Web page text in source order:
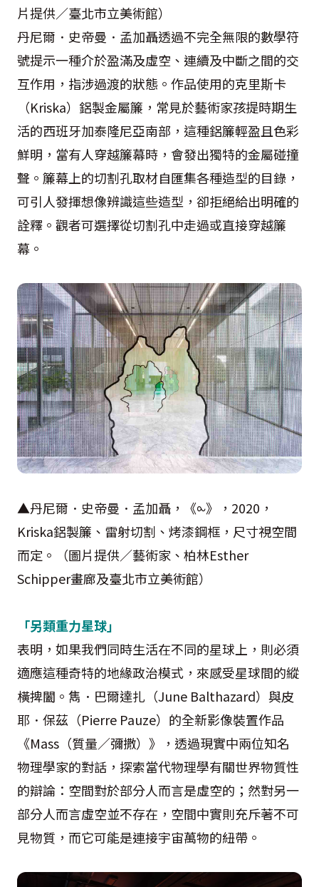
片提供／臺北市立美術館）
丹尼爾．史帝曼．孟加聶透過不完全無限的數學符
號提示一種介於盈滿及虛空、連續及中斷之間的交
互作用，指涉過渡的狀態。作品使用的克里斯卡
（Kriska）鋁製金屬簾，常見於藝術家孩提時期生
活的西班牙加泰隆尼亞南部，這種鋁簾輕盈且色彩
鮮明，當有人穿越簾幕時，會發出獨特的金屬碰撞
聲。簾幕上的切割孔取材自匯集各種造型的目錄，
可引人發揮想像辨識這些造型，卻拒絕給出明確的
詮釋。觀者可選擇從切割孔中走過或直接穿越簾
幕。
▲丹尼爾．史帝曼．孟加聶，《⧜》，2020，
Kriska鋁製簾、雷射切割、烤漆鋼框，尺寸視空間
而定。（圖片提供／藝術家、柏林Esther
Schipper畫廊及臺北市立美術館）
「另類重力星球」
表明，如果我們同時生活在不同的星球上，則必須
適應這種奇特的地緣政治模式，來感受星球間的縱
橫捭闔。雋．巴爾達扎（June Balthazard）與皮
耶．保茲（Pierre Pauze）的全新影像裝置作品
《Mass（質量／彌撒）》，透過現實中兩位知名
物理學家的對話，探索當代物理學有關世界物質性
的辯論：空間對於部分人而言是虛空的；然對另一
部分人而言虛空並不存在，空間中實則充斥著不可
見物質，而它可能是連接宇宙萬物的紐帶。